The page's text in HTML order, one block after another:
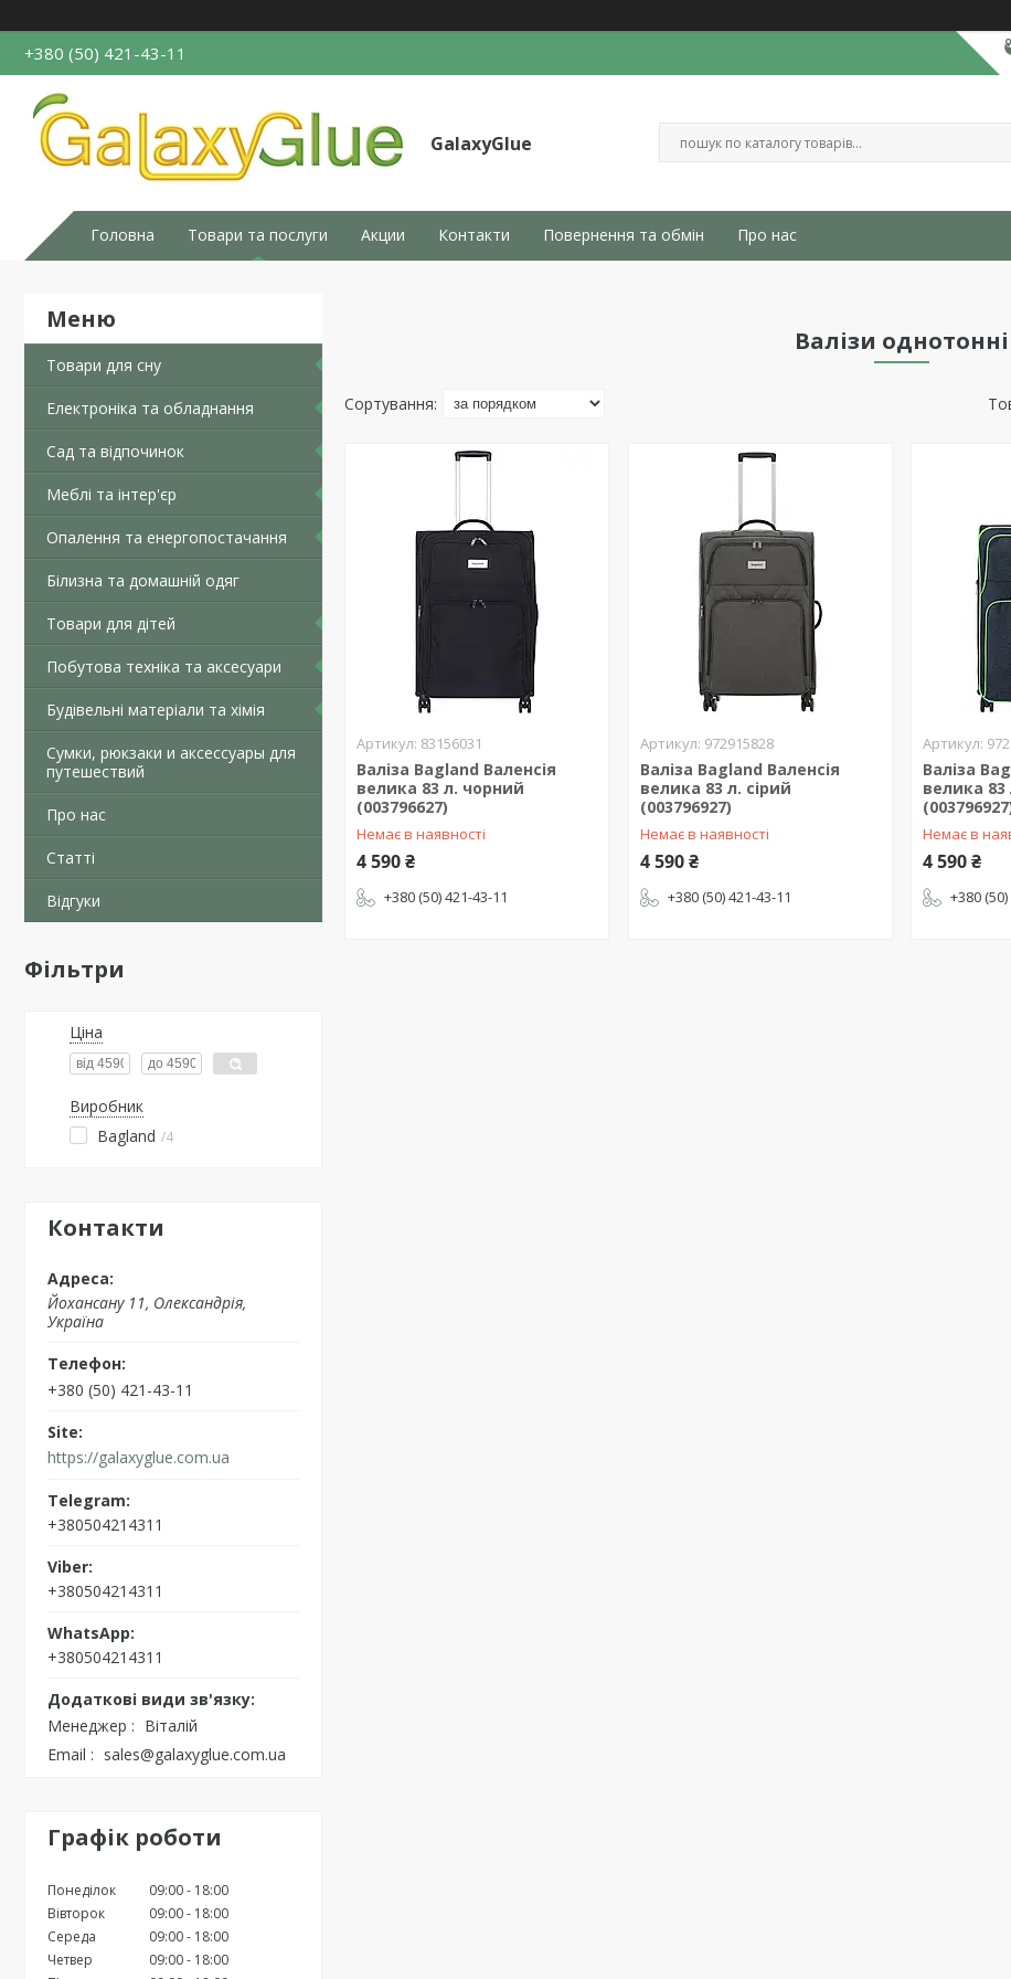
+380 (50) 421-43-11
GalaxyGlue
Головна Товари та послуги Акции Контакти Повернення та обмін Про нас
Товари для сну
Електроніка та обладнання
Сад та відпочинок
Меблі та інтер'єр
Опалення та енергопостачання
Білизна та домашній одяг
Товари для дітей
Побутова техніка та аксесуари
Будівельні матеріали та хімія
Сумки, рюкзаки и аксессуары для
путешествий
Про нас
Статті
Відгуки
Фільтри
Ціна
Виробник
Bagland
4
Контакти
Йохансану 11, Олександрія,
Україна
+380 (50) 421-43-11
https://galaxyglue.com.ua
+380504214311
+380504214311
+380504214311
Менеджер
Віталій
Email
sales@galaxyglue.com.ua
Графік роботи
Понеділок 09:00
18:00
Вівторок
09:00
18:00
Середа
09:00
18:00
Четвер
09:00
18:00
Валізи однотонні
83156031
Валіза Bagland Валенсія
велика 83 л. чорний
(003796627)
Немає в наявності
4 590 ₴
+380 (50) 421-43-11
972915828
Валіза Bagland Валенсія
велика 83 л. сірий
(003796927)
Немає в наявності
4 590 ₴
+380 (50) 421-43-11
Валіза
велика 83
Немає в
4 590 ₴
+380